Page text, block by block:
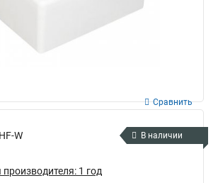
W
Сравнить
В наличии
производителя: 1 год